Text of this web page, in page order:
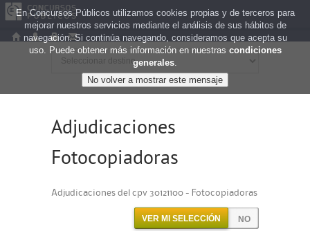
Adjudicaciones
Fotocopiadoras
Adjudicaciones del cpv 30121100 - Fotocopiadoras
VER MI SELECCIÓN
En Concursos Públicos utilizamos cookies propias y de terceros para
mejorar nuestros servicios mediante el análisis de sus hábitos de
navegación. Si continúa navegando, consideramos que acepta su
uso. Puede obtener más información en nuestras condiciones
generales.